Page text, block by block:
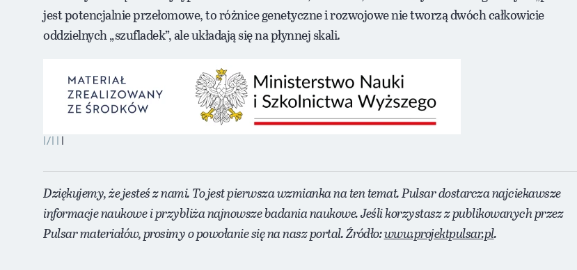
jest potencjalnie przełomowe, to różnice genetyczne i rozwojowe nie tworzą dwóch całkowicie
oddzielnych „szufladek”, ale układają się na płynnej skali.
|/| |
Dziękujemy, że jesteś z nami. To jest pierwsza wzmianka na ten temat. Pulsar dostarcza najciekawsze
informacje naukowe i przybliża najnowsze badania naukowe. Jeśli korzystasz z publikowanych przez
Pulsar materiałów, prosimy o powołanie się na nasz portal. Źródło:www.projektpulsar.pl.